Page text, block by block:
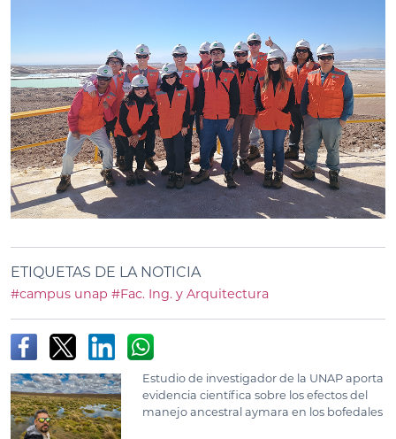
ETIQUETAS DE LA NOTICIA
#campus unap #Fac. Ing. y Arquitectura
Estudio de investigador de la UNAP aporta
evidencia científica sobre los efectos del
manejo ancestral aymara en los bofedales